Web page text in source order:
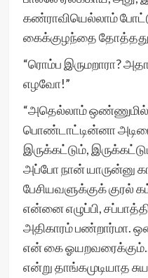
கண்ராவியெல்லாம்
கைக்குழந்தை
“ரொம்ப இருமறாரா?
எழவோ!”
“அதெல்லாம்
பொண்டாட்டின்னா
இருக்கட்டும்,
அப்போ நான் யாருன்னு
பேசியவளுக்குக் குரல்
என்னை எழுப்பி,
அதிகாரம் பண்றார்மா.
என் கை ஓயறவரைக்கும்..
என்று தாங்கமுடியாத